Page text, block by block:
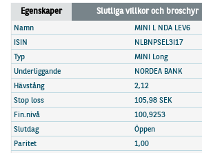
& förfallna produkter
produkter
+
jag
Egenskaper Slutliga villkor och broschyr
Namn
MINI L NDA LEV6
ISIN
NLBNPSEL3I17
Typ
MINI Long
Underliggande
NORDEA BANK
Hävstång
2,12
Stop loss
105,98 SEK
Fin.nivå
100,9253
Slutdag
Öppen
Paritet
1,00